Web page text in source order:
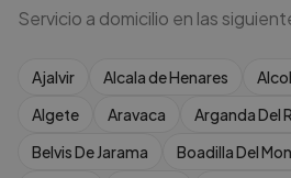
Servicio a domicilio en las
Ajalvir Alcala de Henares
Algete
Aravaca Arganda Del
Belvis De Jarama
Boadilla Del